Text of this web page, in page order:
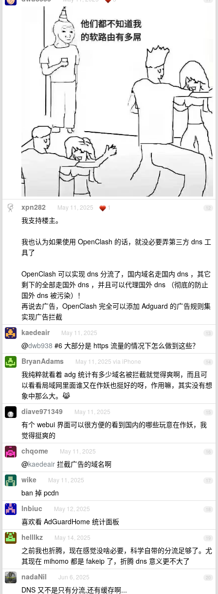
12
xpn282 May 11, 2025 1
我支持楼主。
我也认为如果使用 OpenClash 的话，就没必要弄第三方 dns 工
具了
OpenClash 可以实现 dns 分流了，国内域名走国内 dns ，其它
剩下的全部走国外 dns ，并且可以代理国外 dns （彻底的防止
国外 dns 被污染）！
再说去广告，OpenClash 完全可以添加 Adguard 的广告规则集
实现广告拦截
13
kaedeair May 11, 2025
@dwb938 #6 大部分是 https 流量的情况下怎么做到这些？
14
BryanAdams May 11, 2025 via iPhone
我纯粹就看着 adg 统计有多少域名被拦截就觉得爽啊，而且可
以看看局域网里面谁又在作妖也挺好的呀，作用嘛，其实没有想
象中那么大。😹
15
diave971349 May 11, 2025
有个 webui 界面可以很方便的看到国内的哪些玩意在作妖，我
觉得挺爽的
16
chqome May 11, 2025
@kaedeair 拦截广告的域名啊
17
wike May 11, 2025
ban 掉 pcdn
18
lnbiuc May 12, 2025
喜欢看 AdGuardHome 统计面板
19
helllkz May 14, 2025
之前我也折腾，现在感觉没啥必要，科学自带的分流足够了。尤
其现在 mihomo 都是 fakeip 了，折腾 dns 意义更不大了
20
nadaNil Jun 6, 2025
DNS 又不是只有分流,还有缓存啊...